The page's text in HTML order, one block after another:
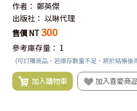
作者： 鄭英傑
出版社： 以琳代理
售價 NT 300
參考庫存量： 1
(可訂購商品，若庫存數量不足，將於結帳後
加入購物車 加入喜愛商